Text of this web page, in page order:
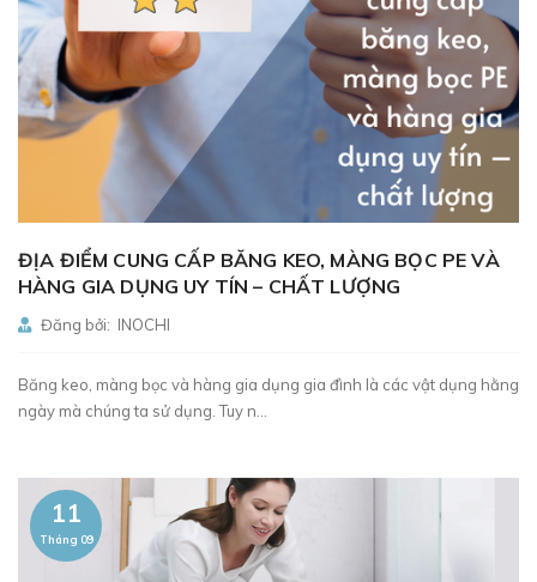
ĐỊA ĐIỂM CUNG CẤP BĂNG KEO, MÀNG BỌC PE VÀ
HÀNG GIA DỤNG UY TÍN – CHẤT LƯỢNG
Đăng bởi: INOCHI
Băng keo, màng bọc và hàng gia dụng gia đình là các vật dụng hằng
ngày mà chúng ta sử dụng. Tuy n...
11
Tháng 09